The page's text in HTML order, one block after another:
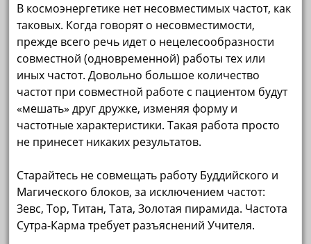
В космоэнергетике нет несовместимых частот, как
таковых. Когда говорят о несовместимости,
прежде всего речь идет о нецелесообразности
совместной (одновременной) работы тех или
иных частот. Довольно большое количество
частот при совместной работе с пациентом будут
«мешать» друг дружке, изменяя форму и
частотные характеристики. Такая работа просто
не принесет никаких результатов.
Старайтесь не совмещать работу Буддийского и
Магического блоков, за исключением частот:
Зевс, Тор, Титан, Тата, Золотая пирамида. Частота
Сутра-Карма требует разъяснений Учителя.